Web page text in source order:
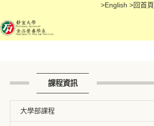
主
要
>English >回首頁
課程資訊
大學部課程